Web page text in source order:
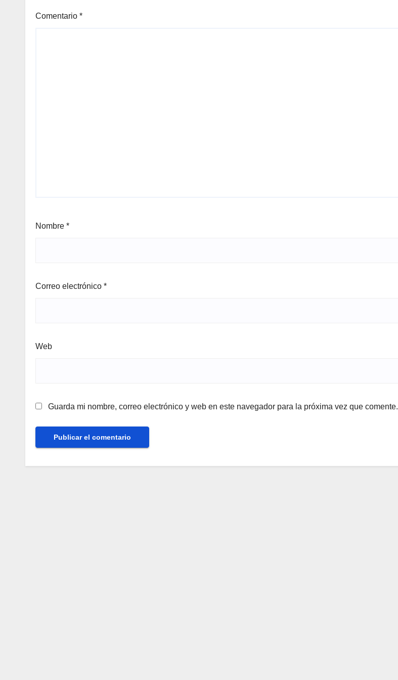
Comentario *
Nombre *
Correo electrónico *
Web
Guarda mi nombre, correo electrónico y web en este navegador para la próxima vez que comente.